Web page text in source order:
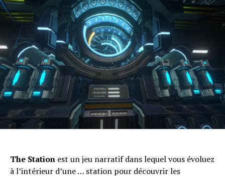
The Station est un jeu narratif dans lequel vous évoluez
à l’intérieur d’une … station pour découvrir les